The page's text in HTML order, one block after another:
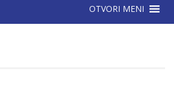
OTVORI MENI